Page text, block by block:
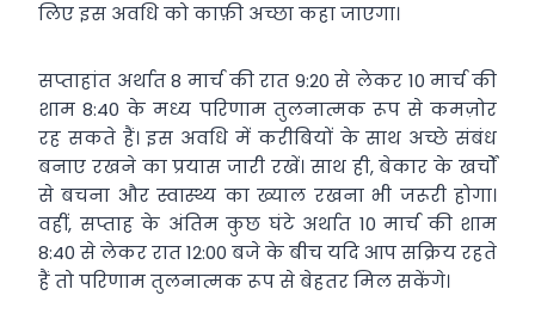
लिए इस अवधि को काफ़ी अच्छा कहा जाएगा।
सप्ताहांत अर्थात 8 मार्च की रात 9:20 से लेकर 10 मार्च की
शाम 8:40 के मध्य परिणाम तुलनात्मक रूप से कमज़ोर
रह सकते हैं। इस अवधि में करीबियों के साथ अच्छे संबंध
बनाए रखने का प्रयास जारी रखें। साथ ही, बेकार के खर्चों
से बचना और स्वास्थ्य का ख्याल रखना भी जरूरी होगा।
वहीं, सप्ताह के अंतिम कुछ घंटे अर्थात 10 मार्च की शाम
8:40 से लेकर रात 12:00 बजे के बीच यदि आप सक्रिय रहते
हैं तो परिणाम तुलनात्मक रूप से बेहतर मिल सकेंगे।